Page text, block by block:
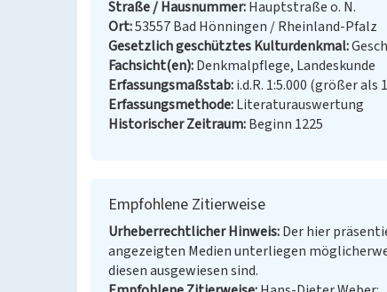
Straße / Hausnummer Hauptstraße o. N.
Ort 53557 Bad Hönningen / Rheinland-Pfalz
Gesetzlich geschütztes Kulturdenkmal
Fachsicht(en) Denkmalpflege, Landeskunde
Erfassungsmaßstab i.d.R. 1:5.000 (größer als
Erfassungsmethode Literaturauswertung
Historischer Zeitraum Beginn 1225
Empfohlene Zitierweise
Urheberrechtlicher Hinweis Der hier
angezeigten Medien unterliegen
diesen ausgewiesen sind.